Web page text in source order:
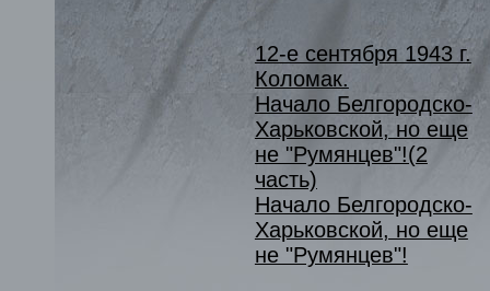
12-е сентября 1943 г.
Коломак.
Начало Белгородско-
Харьковской, но еще
не "Румянцев"!(2
часть)
Начало Белгородско-
Харьковской, но еще
не "Румянцев"!